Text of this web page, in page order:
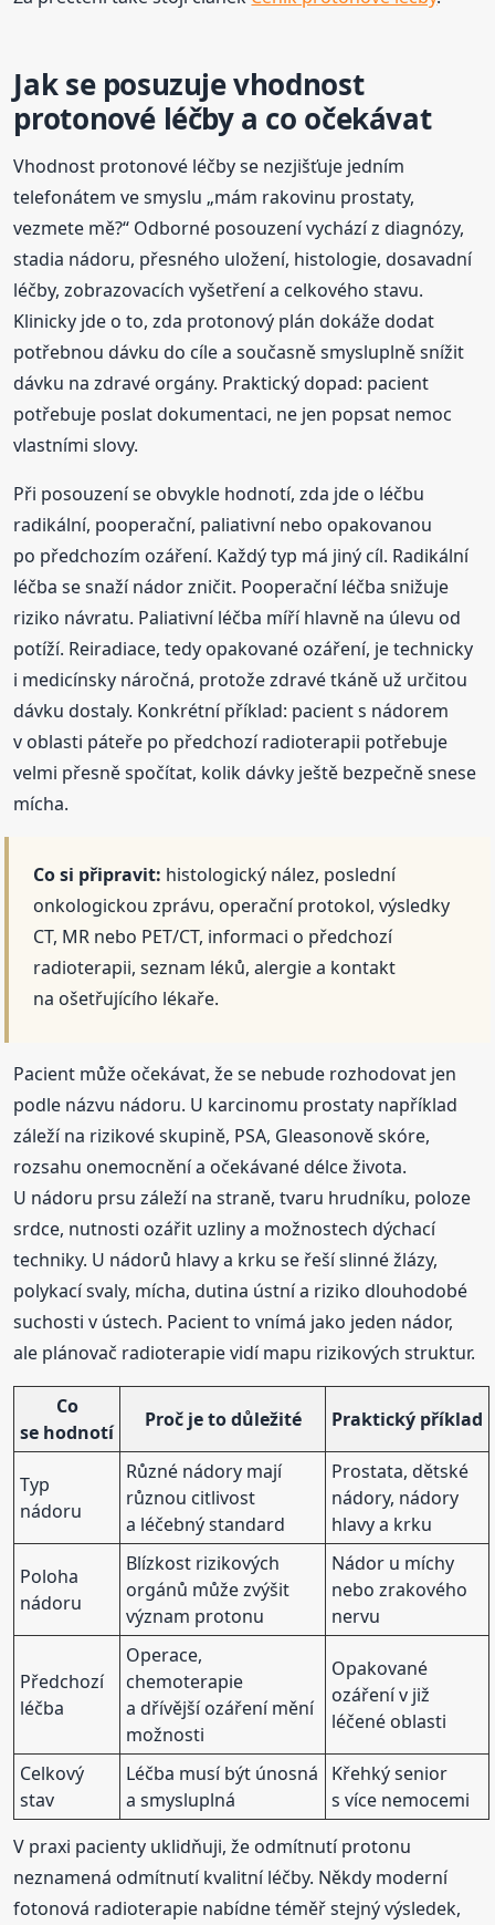
Jak se posuzuje vhodnost
protonové léčby a co očekávat
Vhodnost protonové léčby se nezjišťuje jedním
telefonátem ve smyslu „mám rakovinu prostaty,
vezmete mě?“ Odborné posouzení vychází z diagnózy,
stadia nádoru, přesného uložení, histologie, dosavadní
léčby, zobrazovacích vyšetření a celkového stavu.
Klinicky jde o to, zda protonový plán dokáže dodat
potřebnou dávku do cíle a současně smysluplně snížit
dávku na zdravé orgány. Praktický dopad: pacient
potřebuje poslat dokumentaci, ne jen popsat nemoc
vlastními slovy.
Při posouzení se obvykle hodnotí, zda jde o léčbu
radikální, pooperační, paliativní nebo opakovanou
po předchozím ozáření. Každý typ má jiný cíl. Radikální
léčba se snaží nádor zničit. Pooperační léčba snižuje
riziko návratu. Paliativní léčba míří hlavně na úlevu od
potíží. Reiradiace, tedy opakované ozáření, je technicky
i medicínsky náročná, protože zdravé tkáně už určitou
dávku dostaly. Konkrétní příklad: pacient s nádorem
v oblasti páteře po předchozí radioterapii potřebuje
velmi přesně spočítat, kolik dávky ještě bezpečně snese
mícha.
Co si připravit: histologický nález, poslední
onkologickou zprávu, operační protokol, výsledky
CT, MR nebo PET/CT, informaci o předchozí
radioterapii, seznam léků, alergie a kontakt
na ošetřujícího lékaře.
Pacient může očekávat, že se nebude rozhodovat jen
podle názvu nádoru. U karcinomu prostaty například
záleží na rizikové skupině, PSA, Gleasonově skóre,
rozsahu onemocnění a očekávané délce života.
U nádoru prsu záleží na straně, tvaru hrudníku, poloze
srdce, nutnosti ozářit uzliny a možnostech dýchací
techniky. U nádorů hlavy a krku se řeší slinné žlázy,
polykací svaly, mícha, dutina ústní a riziko dlouhodobé
suchosti v ústech. Pacient to vnímá jako jeden nádor,
ale plánovač radioterapie vidí mapu rizikových struktur.
Co
se hodnotí
Proč je to důležité Praktický příklad
Typ
nádoru
Různé nádory mají
různou citlivost
a léčebný standard
Prostata, dětské
nádory, nádory
hlavy a krku
Poloha
nádoru
Blízkost rizikových
orgánů může zvýšit
význam protonu
Nádor u míchy
nebo zrakového
nervu
Předchozí
léčba
Operace,
chemoterapie
a dřívější ozáření mění
možnosti
Opakované
ozáření v již
léčené oblasti
Celkový
stav
Léčba musí být únosná
a smysluplná
Křehký senior
s více nemocemi
V praxi pacienty uklidňuji, že odmítnutí protonu
neznamená odmítnutí kvalitní léčby. Někdy moderní
fotonová radioterapie nabídne téměř stejný výsledek,